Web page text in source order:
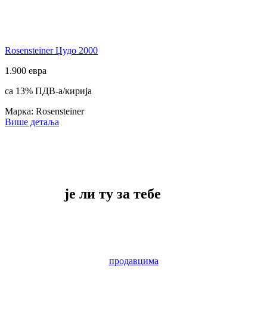
Rosensteiner Џудо 2000
1.900 евра
са 13% ПДВ-а/кирија
Марка: Rosensteiner
Више детаља
је ли ту за тебе
продавцима